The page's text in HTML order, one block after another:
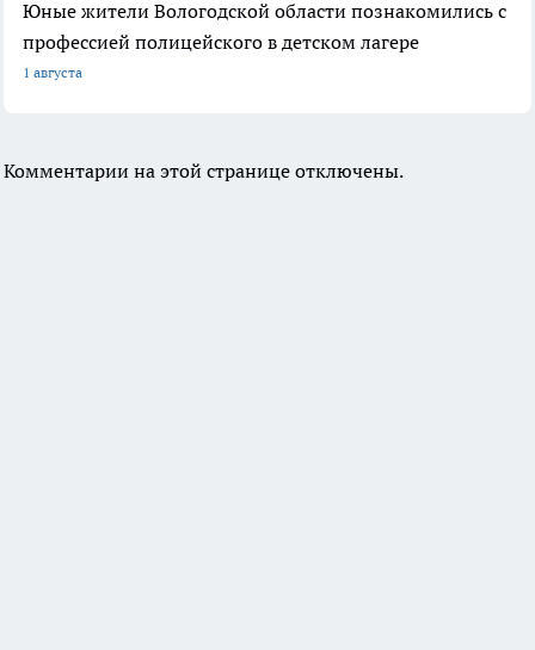
Юные жители Вологодской области познакомились с
профессией полицейского в детском лагере
1 августа
Комментарии на этой странице отключены.